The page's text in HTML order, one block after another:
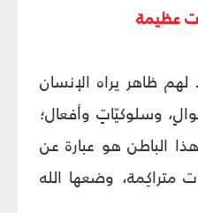
عظيمة
ظاهر يراه الإنسان
وسلوكيّاتٍ وأفعال؛
الباطن هو عبارة عن
متراكِمة، وضعها الله